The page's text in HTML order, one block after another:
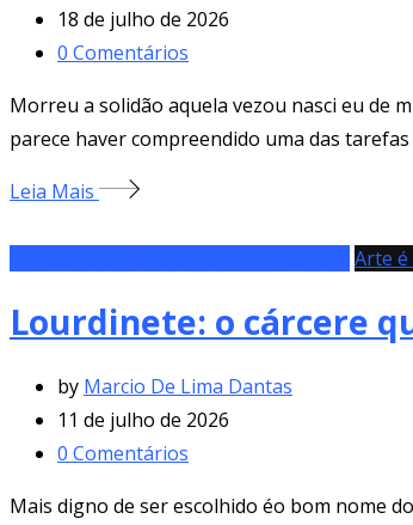
18 de julho de 2026
0 Comentários
Morreu a solidão aquela vezou nasci eu de
parece haver compreendido uma das
Leia Mais
Arte
Lourdinete: o cárcere
by Marcio De Lima Dantas
11 de julho de 2026
0 Comentários
Mais digno de ser escolhido éo bom nome